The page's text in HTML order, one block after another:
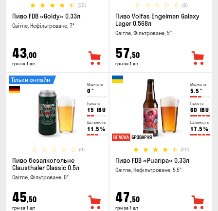
(30)
Пиво FDB «Goldy» 0.33л
Світле, Нефільтроване, 7°
43,00
грн за 1 шт
(0)
Пиво Volfas Engelman Galaxy
Lager 0.568л
Світле, Фільтроване, 5°
57,50
грн за 1 шт
Міцність
0 °
Гіркота
15 IBU
Щільність
11.5 %
(0)
Тільки онлайн
Пиво безалкогольне
Clausthaler Classic 0.5л
Світле, Фільтроване, 0°
45,50
грн за 1 шт
Міцність
5.5 °
Гіркота
60 IBU
Щільність
17.5 %
(26)
Пиво FDB «Puaripa» 0.33л
Світле, Нефільтроване, 5.5°
47,50
грн за 1 шт